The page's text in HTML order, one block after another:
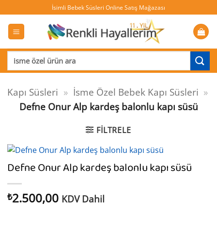
atla
İsimli Bebek Süsleri Online Satış Mağazası
Ara:
Kapı Süsleri » İsme Özel Bebek Kapı Süsleri »
Defne Onur Alp kardeş balonlu kapı süsü
FILTRELE
Defne Onur Alp kardeş balonlu kapı süsü
₺2.500,00 KDV Dahil